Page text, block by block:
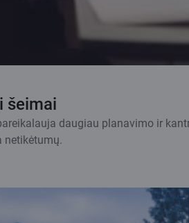
šeimai
daugiau planavimo ir
netikėtumų.